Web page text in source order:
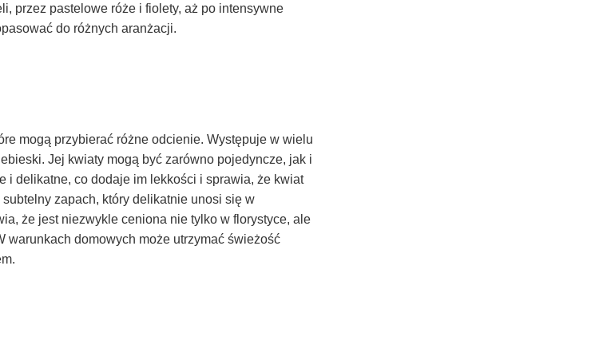
przez pastelowe róże i fiolety, aż po intensywne
do różnych aranżacji.
mogą przybierać różne odcienie. Występuje w wielu
Jej kwiaty mogą być zarówno pojedyncze, jak i
i delikatne, co dodaje im lekkości i sprawia, że kwiat
zapach, który delikatnie unosi się w
że jest niezwykle ceniona nie tylko w florystyce, ale
warunkach domowych może utrzymać świeżość